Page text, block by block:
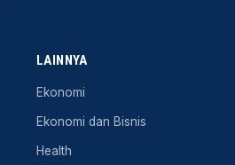
LAINNYA
Ekonomi
Ekonomi dan Bisnis
Health